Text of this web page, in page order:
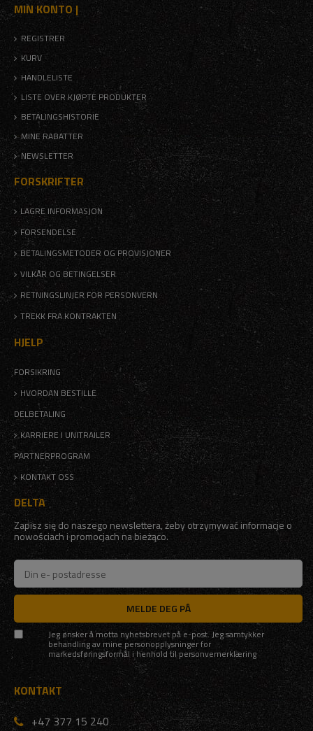
MIN KONTO |
REGISTRER
KURV
HANDLELISTE
LISTE OVER KJØPTE PRODUKTER
BETALINGSHISTORIE
MINE RABATTER
NEWSLETTER
FORSKRIFTER
LAGRE INFORMASJON
FORSENDELSE
BETALINGSMETODER OG PROVISJONER
VILKÅR OG BETINGELSER
RETNINGSLINJER FOR PERSONVERN
TREKK FRA KONTRAKTEN
HJELP
FORSIKRING
HVORDAN BESTILLE
DELBETALING
KARRIERE I UNITRAILER
PARTNERPROGRAM
KONTAKT OSS
DELTA
Zapisz się do naszego newslettera, żeby otrzymywać informacje o
nowościach i promocjach na bieżąco.
MELDE DEG PÅ
Jeg ønsker å motta nyhetsbrevet på e-post. Jeg samtykker
behandling av mine personopplysninger for
markedsføringsformål i henhold til personvernerklæring
KONTAKT
+47 377 15 240